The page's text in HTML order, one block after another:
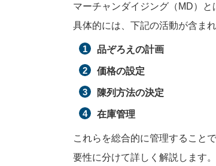
マーチャンダイジング（MD）
具体的には、下記の活動が含まれ
品ぞろえの計画
価格の設定
陳列方法の決定
在庫管理
これらを総合的に管理すること
要性に分けて詳しく解説します。